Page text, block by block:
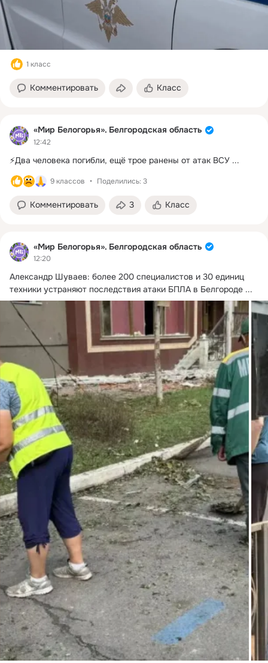
1 класс
Комментировать Класс
«Мир Белогорья». Белгородская область
12:42
⚡️Два человека погибли, ещё трое ранены от атак ВСУ ...
9 классов Поделились: 3
Комментировать 3 Класс
«Мир Белогорья». Белгородская область
12:20
Александр Шуваев: более 200 специалистов и 30 единиц
техники устраняют последствия атаки БПЛА в Белгороде ...